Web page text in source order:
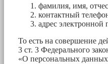
фамилия, имя,
контактный
адрес электронной
То есть на совершение
3 ст. 3 Федерального
«О персональных